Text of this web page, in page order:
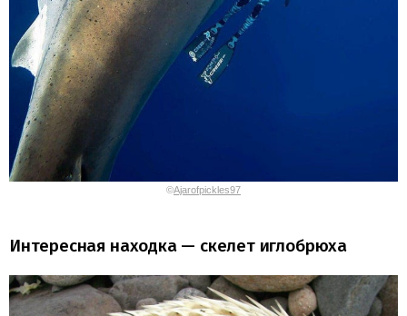
©Ajarofpickles97
Интересная находка — скелет иглобрюха